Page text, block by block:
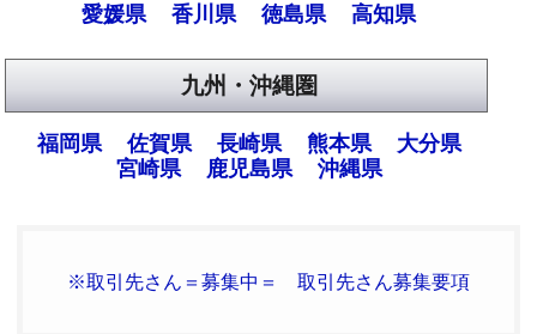
愛媛県 香川県 徳島県 高知県
九州・沖縄圏
福岡県 佐賀県 長崎県 熊本県
大分県
宮崎県
鹿児島県 沖縄県
※取引先さん＝募集中＝ 取引先さん募集要項